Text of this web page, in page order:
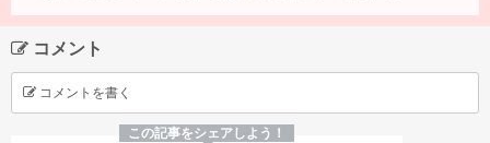
コメント
コメントを書く
この記事をシェアしよう！